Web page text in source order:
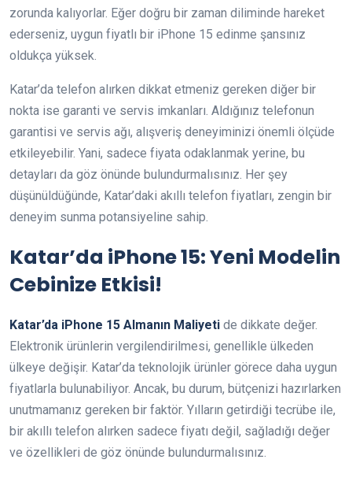
zorunda kalıyorlar. Eğer doğru bir zaman diliminde hareket
ederseniz, uygun fiyatlı bir iPhone 15 edinme şansınız
oldukça yüksek.
Katar’da telefon alırken dikkat etmeniz gereken diğer bir
nokta ise garanti ve servis imkanları. Aldığınız telefonun
garantisi ve servis ağı, alışveriş deneyiminizi önemli ölçüde
etkileyebilir. Yani, sadece fiyata odaklanmak yerine, bu
detayları da göz önünde bulundurmalısınız. Her şey
düşünüldüğünde, Katar’daki akıllı telefon fiyatları, zengin bir
deneyim sunma potansiyeline sahip.
Katar’da iPhone 15: Yeni Modelin
Cebinize Etkisi!
Katar’da iPhone 15 Almanın Maliyeti de dikkate değer.
Elektronik ürünlerin vergilendirilmesi, genellikle ülkeden
ülkeye değişir. Katar’da teknolojik ürünler görece daha uygun
fiyatlarla bulunabiliyor. Ancak, bu durum, bütçenizi hazırlarken
unutmamanız gereken bir faktör. Yılların getirdiği tecrübe ile,
bir akıllı telefon alırken sadece fiyatı değil, sağladığı değer
ve özellikleri de göz önünde bulundurmalısınız.